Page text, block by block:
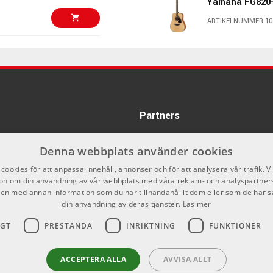
2027 kr/st
5999 kr
5975 kr
ARTIKELNUMMER
Ibanez
Stringed
ARTIKELNUMMER
Fender
Olympic White
ARTIKELNUMMER
Alesis
Partners
Denna webbplats använder cookies
för att anpassa innehåll, annonser och för att analysera vår trafik.
om din användning av vår webbplats med våra reklam- och
med annan information som du har tillhandahållit dem eller som de har
din användning av deras tjänster. Läs mer
PRESTANDA INRIKTNING FUNKTIONER
ACCEPTERA ALLA AVVISA ALLT